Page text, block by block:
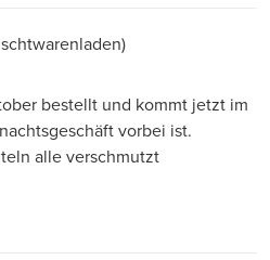
bestellt und kommt jetzt im
vorbei ist.
alle verschmutzt